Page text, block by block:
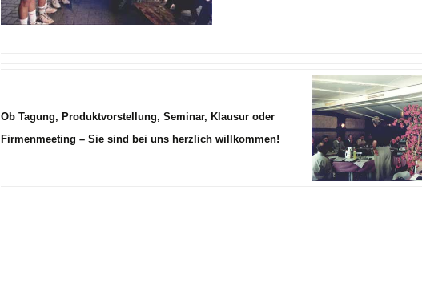
Ob Tagung, Produktvorstellung, Seminar, Klausur oder
Firmenmeeting – Sie sind bei uns herzlich willkommen!